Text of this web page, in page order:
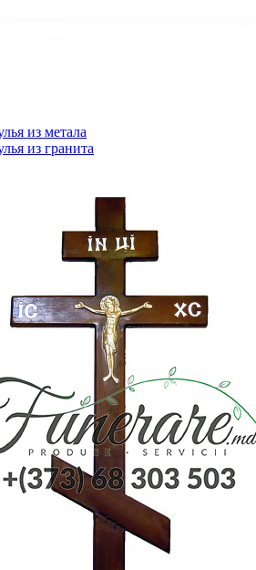
из метала
из гранита